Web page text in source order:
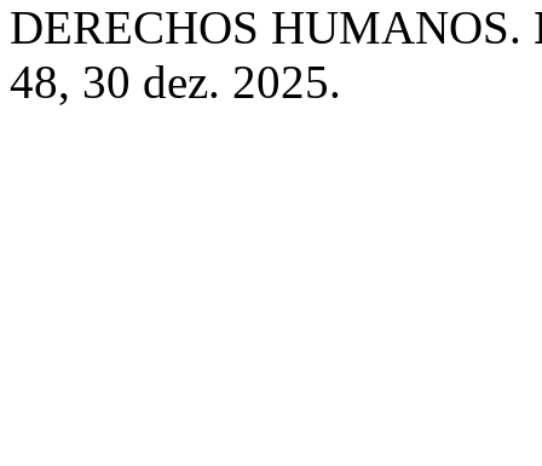
DERECHOS HUMANOS.
48, 30 dez. 2025.